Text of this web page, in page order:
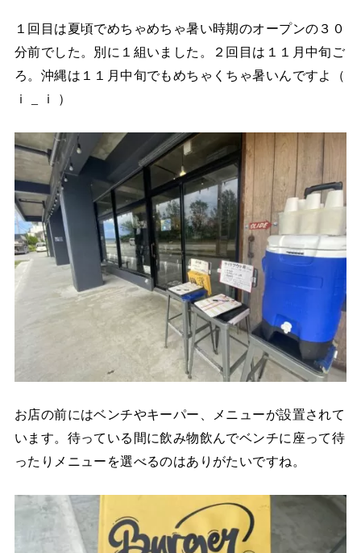
１回目は夏頃でめちゃめちゃ暑い時期のオープンの３０
分前でした。別に１組いました。２回目は１１月中旬ご
ろ。沖縄は１１月中旬でもめちゃくちゃ暑いんですよ（
ｉ _ ｉ ）
お店の前にはベンチやキーパー、メニューが設置されて
います。待っている間に飲み物飲んでベンチに座って待
ったりメニューを選べるのはありがたいですね。